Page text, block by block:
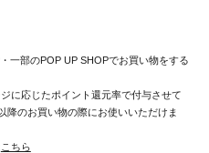
一部のPOP UP SHOPでお買い物をする
に応じたポイント還元率で付与させて
降のお買い物の際にお使いいただけま
こちら